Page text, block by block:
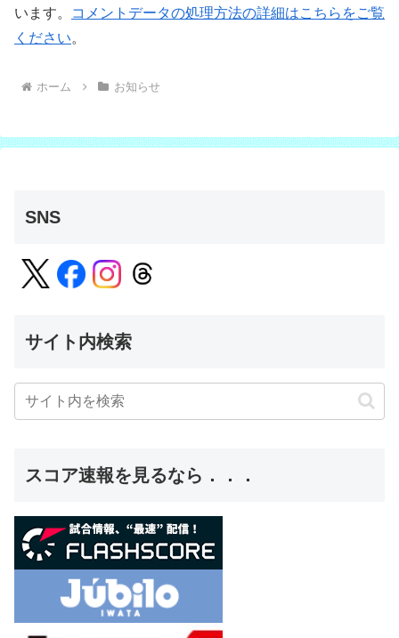
います。
コメントデータの処理方法の詳細はこちらをご覧
ください。
ホーム お知らせ
SNS
サイト内検索
スコア速報を見るなら．．．